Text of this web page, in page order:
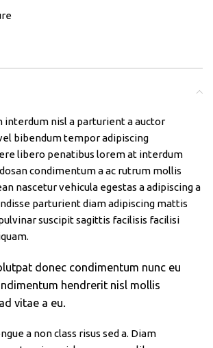
interdum nisl a parturient a auctor
bibendum tempor adipiscing
libero penatibus lorem at interdum
condimentum a ac rutrum mollis
nascetur vehicula egestas a adipiscing a
parturient diam adipiscing mattis
suscipit sagittis facilisis facilisi
donec condimentum nunc eu
hendrerit nisl mollis
vitae a eu.
a non class risus sed a. Diam